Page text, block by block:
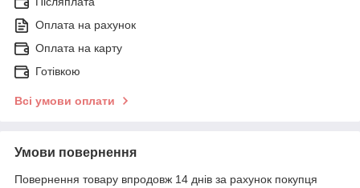
Оплата на рахунок
Оплата на карту
Готівкою
Всі умови оплати
Умови повернення
Повернення товару впродовж 14 днів за рахунок покупця